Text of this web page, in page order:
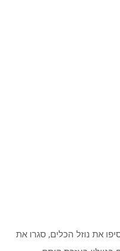
את נוזל הכלים, סגרו את